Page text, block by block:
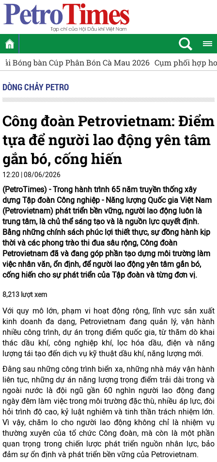
Cụm phối hợp hoạt động Bà Rịa - Vũng Tàu tổng kết
DÒNG CHẢY PETRO
Công đoàn Petrovietnam: Điểm
tựa để người lao động yên tâm
gắn bó, cống hiến
12:20 | 08/06/2026
(PetroTimes) -Trong hành trình 65 năm truyền thống xây
dựng Tập đoàn Công nghiệp - Năng lượng Quốc gia Việt Nam
(Petrovietnam) phát triển bền vững, người lao động luôn là
trung tâm, là chủ thể sáng tạo và là nguồn lực quyết định.
Bằng những chính sách phúc lợi thiết thực, sự đồng hành kịp
thời và các phong trào thi đua sâu rộng, Công đoàn
Petrovietnam đã và đang góp phần tạo dựng môi trường làm
việc nhân văn, ổn định, để người lao động yên tâm gắn bó,
cống hiến cho sự phát triển của Tập đoàn và từng đơn vị.
8,213 lượt xem
Với quy mô lớn, phạm vi hoạt động rộng, lĩnh vực sản xuất
kinh doanh đa dạng, Petrovietnam đang quản lý, vận hành
nhiều công trình, dự án trọng điểm quốc gia, từ thăm dò khai
thác dầu khí, công nghiệp khí, lọc hóa dầu, điện và năng
lượng tái tạo đến dịch vụ kỹ thuật dầu khí, năng lượng mới.
Đằng sau những công trình biển xa, những nhà máy vận hành
liên tục, những dự án năng lượng trọng điểm trải dài trong và
ngoài nước là đội ngũ gần 60 nghìn người lao động đang
ngày đêm làm việc trong môi trường đặc thù, nhiều áp lực, đòi
hỏi trình độ cao, kỷ luật nghiêm và tinh thần trách nhiệm lớn.
Vì vậy, chăm lo cho người lao động không chỉ là nhiệm vụ
thường xuyên của tổ chức Công đoàn, mà còn là một phần
quan trọng trong chiến lược phát triển nguồn nhân lực, bảo
đảm sự ổn định và phát triển bền vững của Petrovietnam.